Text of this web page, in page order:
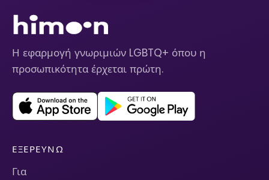
Η εφαρμογή γνωριμιών LGBTQ+ όπου η
προσωπικότητα έρχεται πρώτη.
ΕΞΕΡΕΥΝΏ
Για